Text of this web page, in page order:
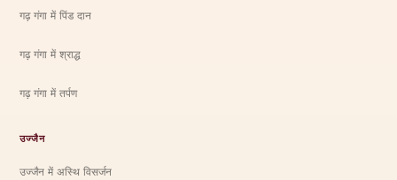
गढ़ गंगा में पिंड दान
गढ़ गंगा में श्राद्ध
गढ़ गंगा में तर्पण
उज्जैन
उज्जैन में अस्थि विसर्जन